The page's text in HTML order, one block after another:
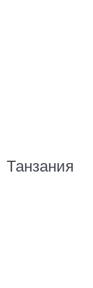
Танзания